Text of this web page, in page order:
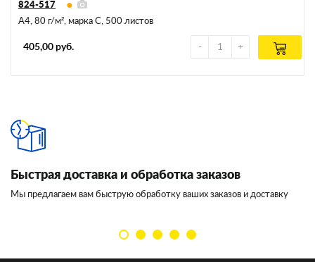
824-517
А4, 80 г/м², марка С, 500 листов
405,00 руб.
Быстрая доставка и обработка заказов
Мы предлагаем вам быструю обработку ваших заказов и доставку